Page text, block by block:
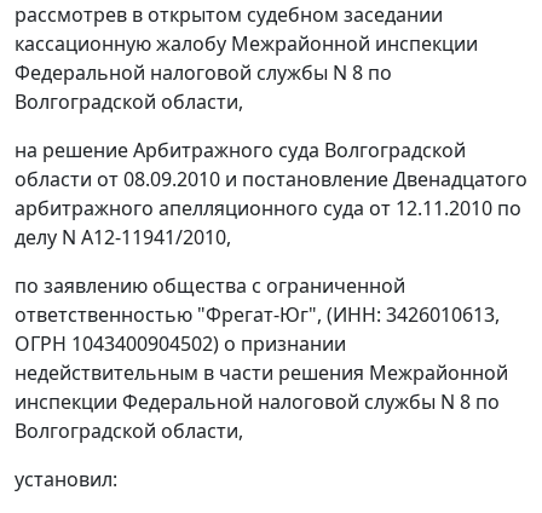
рассмотрев в открытом судебном заседании
кассационную жалобу Межрайонной инспекции
Федеральной налоговой службы N 8 по
Волгоградской области,
на решение Арбитражного суда Волгоградской
области от 08.09.2010 и постановление Двенадцатого
арбитражного апелляционного суда от 12.11.2010 по
делу N А12-11941/2010,
по заявлению общества с ограниченной
ответственностью "Фрегат-Юг", (ИНН: 3426010613,
ОГРН 1043400904502) о признании
недействительным в части решения Межрайонной
инспекции Федеральной налоговой службы N 8 по
Волгоградской области,
установил: